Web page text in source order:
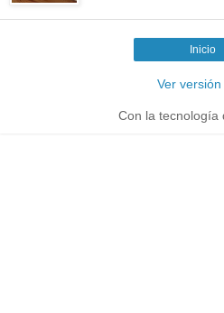
Inicio
Ver versión
Con la tecnología